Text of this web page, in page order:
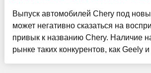
Выпуск автомобилей Chery под
может негативно сказаться на
привык к названию Chery. Наличие
рынке таких конкурентов, как Geely